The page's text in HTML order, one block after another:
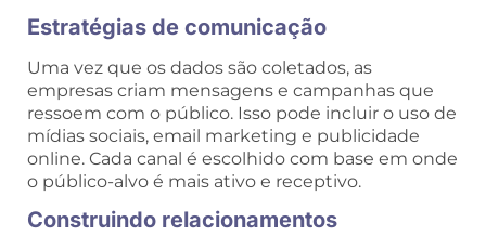
Estratégias de comunicação
Uma vez que os dados são coletados, as
empresas criam mensagens e campanhas que
ressoem com o público. Isso pode incluir o uso de
mídias sociais, email marketing e publicidade
online. Cada canal é escolhido com base em onde
o público-alvo é mais ativo e receptivo.
Construindo relacionamentos